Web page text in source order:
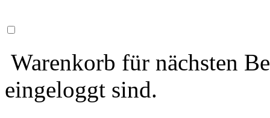
Warenkorb für nächsten
eingeloggt sind.